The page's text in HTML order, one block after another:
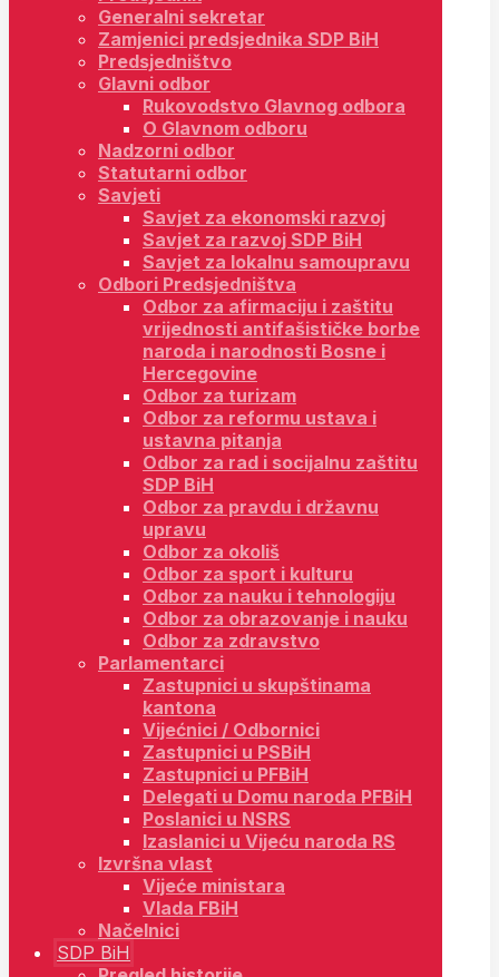
Generalni sekretar
Zamjenici predsjednika SDP BiH
Predsjedništvo
Glavni odbor
Rukovodstvo Glavnog odbora
O Glavnom odboru
Nadzorni odbor
Statutarni odbor
Savjeti
Savjet za ekonomski razvoj
Savjet za razvoj SDP BiH
Savjet za lokalnu samoupravu
Odbori Predsjedništva
Odbor za afirmaciju i zaštitu
vrijednosti antifašističke borbe
naroda i narodnosti Bosne i
Hercegovine
Odbor za turizam
Odbor za reformu ustava i
ustavna pitanja
Odbor za rad i socijalnu zaštitu
SDP BiH
Odbor za pravdu i državnu
upravu
Odbor za okoliš
Odbor za sport i kulturu
Odbor za nauku i tehnologiju
Odbor za obrazovanje i nauku
Odbor za zdravstvo
Parlamentarci
Zastupnici u skupštinama
kantona
Vijećnici / Odbornici
Zastupnici u PSBiH
Zastupnici u PFBiH
Delegati u Domu naroda PFBiH
Poslanici u NSRS
Izaslanici u Vijeću naroda RS
Izvršna vlast
Vijeće ministara
Vlada FBiH
Načelnici
SDP BiH